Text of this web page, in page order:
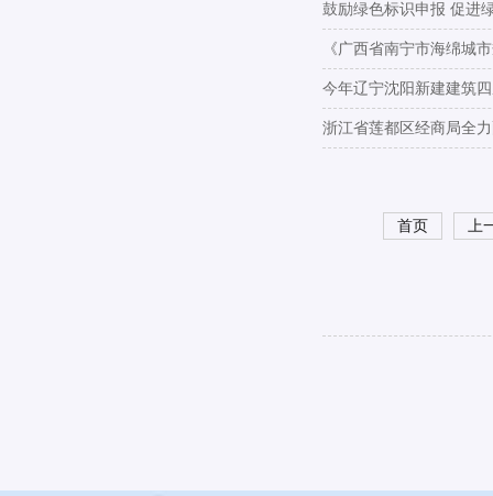
鼓励绿色标识申报 促进
《广西省南宁市海绵城
今年辽宁沈阳新建建筑
浙江省莲都区经商局全
首页 上